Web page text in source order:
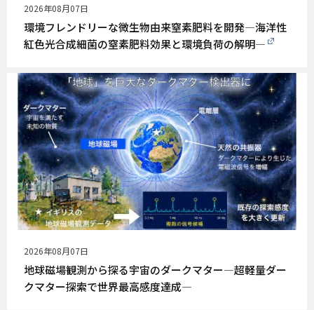
公
開
日
2026年08月07日
環境フレンドリーな微生物由来窒素肥料を開発―海洋性
紅色光合成細菌の窒素肥料効果と環境負荷の解明―
公
開
日
2026年08月07日
地球磁場観測から探る宇宙のダークマター―超軽量ダー
クマター探索で世界最高感度達成―